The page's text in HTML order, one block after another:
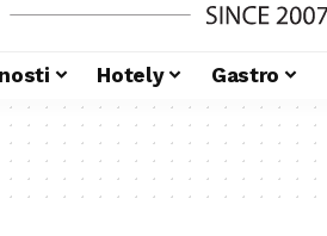
Hotely Gastro